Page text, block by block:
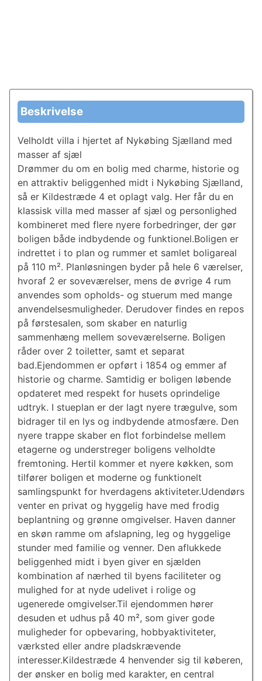
Beskrivelse
Velholdt villa i hjertet af Nykøbing Sjælland med
masser af sjæl
Drømmer du om en bolig med charme, historie og
en attraktiv beliggenhed midt i Nykøbing Sjælland,
så er Kildestræde 4 et oplagt valg. Her får du en
klassisk villa med masser af sjæl og personlighed
kombineret med flere nyere forbedringer, der gør
boligen både indbydende og funktionel.Boligen er
indrettet i to plan og rummer et samlet boligareal
på 110 m². Planløsningen byder på hele 6 værelser,
hvoraf 2 er soveværelser, mens de øvrige 4 rum
anvendes som opholds- og stuerum med mange
anvendelsesmuligheder. Derudover findes en repos
på førstesalen, som skaber en naturlig
sammenhæng mellem soveværelserne. Boligen
råder over 2 toiletter, samt et separat
bad.Ejendommen er opført i 1854 og emmer af
historie og charme. Samtidig er boligen løbende
opdateret med respekt for husets oprindelige
udtryk. I stueplan er der lagt nyere trægulve, som
bidrager til en lys og indbydende atmosfære. Den
nyere trappe skaber en flot forbindelse mellem
etagerne og understreger boligens velholdte
fremtoning. Hertil kommer et nyere køkken, som
tilfører boligen et moderne og funktionelt
samlingspunkt for hverdagens aktiviteter.Udendørs
venter en privat og hyggelig have med frodig
beplantning og grønne omgivelser. Haven danner
en skøn ramme om afslapning, leg og hyggelige
stunder med familie og venner. Den aflukkede
beliggenhed midt i byen giver en sjælden
kombination af nærhed til byens faciliteter og
mulighed for at nyde udelivet i rolige og
ugenerede omgivelser.Til ejendommen hører
desuden et udhus på 40 m², som giver gode
muligheder for opbevaring, hobbyaktiviteter,
værksted eller andre pladskrævende
interesser.Kildestræde 4 henvender sig til køberen,
der ønsker en bolig med karakter, en central